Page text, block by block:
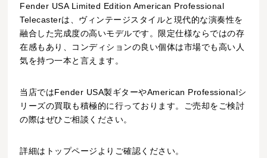
Fender USA Limited Edition American Professional
Telecasterは、ヴィンテージスタイルと現代的な演奏性を
融合した完成度の高いモデルです。限定仕様ならではの存
在感もあり、コンディションの良い個体は市場でも高い人
気を持つ一本と言えます。
当店ではFender USA製ギターやAmerican Professionalシ
リーズの買取も積極的に行っております。ご売却をご検討
の際はぜひご相談ください。
詳細はトップページよりご確認ください。